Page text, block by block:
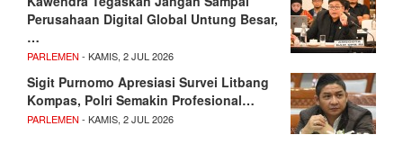
Perusahaan Digital Global Untung Besar,
…
PARLEMEN - KAMIS, 2 JUL 2026
Sigit Purnomo Apresiasi Survei Litbang
Kompas, Polri Semakin Profesional…
PARLEMEN - KAMIS, 2 JUL 2026